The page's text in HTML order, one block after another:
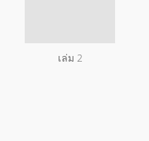
เล่ม 2